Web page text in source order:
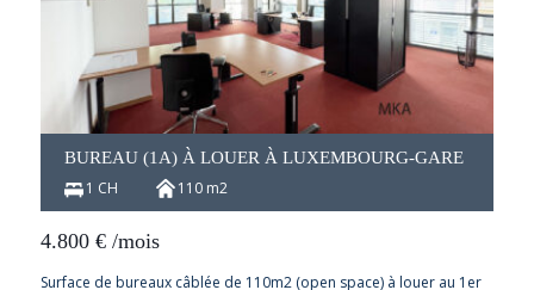
BUREAU (1A) À LOUER À LUXEMBOURG-GARE
1 CH 110 m2
4.800€ /mois
Surface de bureaux câblée de 110m2 (open space) à louer au 1er